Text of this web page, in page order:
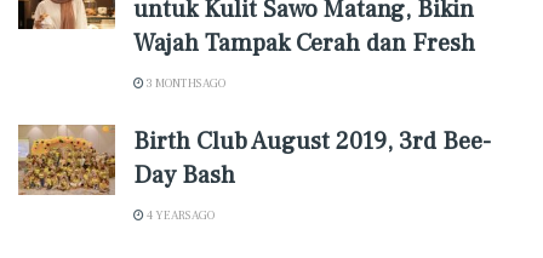
untuk Kulit Sawo Matang, Bikin
Wajah Tampak Cerah dan Fresh
3 MONTHS AGO
Birth Club August 2019, 3rd Bee-
Day Bash
4 YEARS AGO